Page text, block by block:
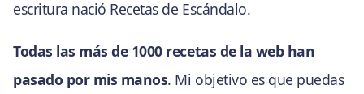
escritura nació Recetas de Escándalo.
Todas las más de 1000 recetas de la web han
pasado por mis manos. Mi objetivo es que puedas